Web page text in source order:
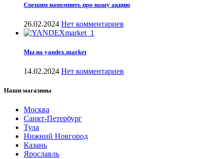
Спешим напомнить про нашу акцию
26.02.2024 Нет комментариев
Мы на yandex.market
14.02.2024 Нет комментариев
Наши магазины
Москва
Санкт-Петербург
Тула
Нижний Новгород
Казань
Ярославль